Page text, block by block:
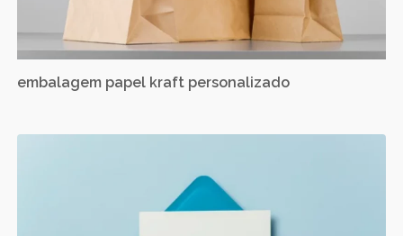
embalagem papel kraft personalizado